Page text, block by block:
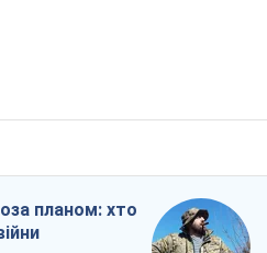
планом: хто